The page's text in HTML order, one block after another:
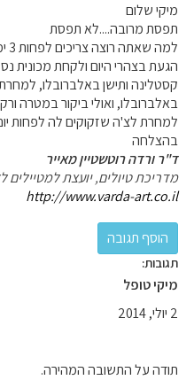
מיקי שלום
תפסת מרובה....לא תפסת
למה שאתה רוצה צריכים לפחות 3 ימים
הגעת בצהרי היום ולקחת מכונית
קסטלינה ותישן באלברובלו,
באלברובלו, ואולי ביקור במטרה
למחרת לצ'ה שזקוקים לה לפחות
בהצלחה
ד"ר ורדה רוטשטיין מאייר
מדריכת טיולים, יועצת
http://www.varda-art.co.il
תגובות:
מיקי טופל
2 יולי, 2014
תודה על התשובה המהירה.